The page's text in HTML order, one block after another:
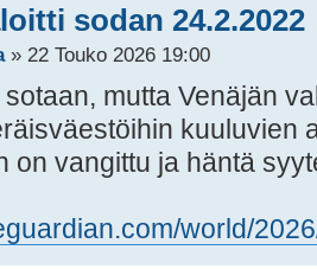
sodan 24.2.2022
» 22 Touko 2026 19:00
mutta Venäjän
kuuluvien
on vangittu ja häntä
world/